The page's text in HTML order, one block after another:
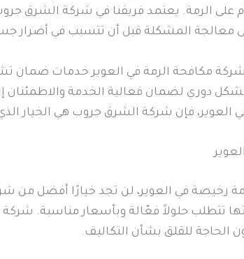
على الرمة. يعتمد فريقنا في شركة الشرق
على معالجة المشكلة قبل أن تتسبب في أضرار
مكافحة الرمة في العوير خدمات ضمان
دوري لضمان فعالية الخدمة والاطمئنان
فإن شركة الشرق جروب هي الخيار
رخيصة في العوير، لن تجد خيارًا أفضل من
تتطلب حلولاً فعّالة وبأسعار مناسبة.
للقلق بشأن التكاليف.